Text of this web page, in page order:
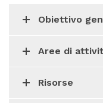
Obiettivo
Aree di
Risorse